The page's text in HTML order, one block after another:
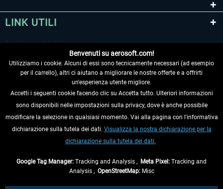
LINK UTILI
RECEDERE DAL CONTRATTO
INFORMAZIONI
Benvenuti su aerosoft.com!
Utilizziamo i cookie. Alcuni di essi sono tecnicamente necessari (ad esempio
per il carrello), altri ci aiutano a migliorare le nostre offerte e a offrirti
un'esperienza utente migliore.
Accetti i seguenti cookie facendo clic su Accetta tutto. Ulteriori informazioni
sono disponibili nelle impostazioni sulla privacy, dove è anche possibile
modificare la selezione in qualsiasi momento. Vai alla pagina con l'informativa
dichiarazione sulla tutela dei dati. Visualizza la nostra dichiarazione per la
dichiarazione sulla tutela dei dati.
Google Tag Manager: Tracking and Analysis , Meta Pixel: Tracking and
Analysis , OpenStreetMap:Misc